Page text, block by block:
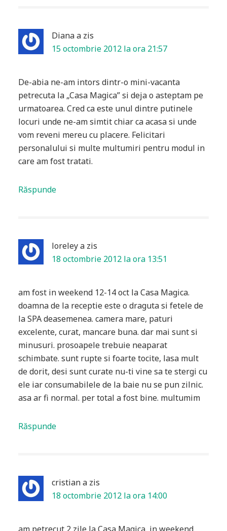
Dianaa zis
15 octombrie 2012 la ora 21:57
De-abia ne-am intors dintr-o mini-vacanta
petrecuta la „Casa Magica” si deja o asteptam pe
urmatoarea. Cred ca este unul dintre putinele
locuri unde ne-am simtit chiar ca acasa si unde
vom reveni mereu cu placere. Felicitari
personalului si multe multumiri pentru modul in
care am fost tratati.
Răspunde
loreleya zis
18 octombrie 2012 la ora 13:51
am fost in weekend 12-14 oct la Casa Magica.
doamna de la receptie este o draguta si fetele de
la SPA deasemenea. camera mare, paturi
excelente, curat, mancare buna. dar mai sunt si
minusuri. prosoapele trebuie neaparat
schimbate. sunt rupte si foarte tocite, lasa mult
de dorit, desi sunt curate nu-ti vine sa te stergi cu
ele iar consumabilele de la baie nu se pun zilnic.
asa ar fi normal. per total a fost bine. multumim
Răspunde
cristiana zis
18 octombrie 2012 la ora 14:00